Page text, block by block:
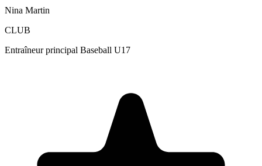
Nina Martin
CLUB
Entraîneur principal Baseball U17